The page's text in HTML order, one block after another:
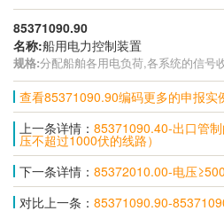
85371090.90
名称:船用电力控制装置
规格:分配船舶各用电负荷,各系统的信号
查看85371090.90编码更多的申报实
上一条详情： 85371090.40-出口管
压不超过1000伏的线路）
下一条详情： 85372010.00-电压
对比上一条： 85371090.90-